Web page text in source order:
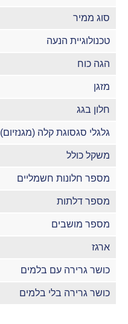
סוג ממיר
טכנולוגיית הנעה
הגה כוח
מזגן
חלון בגג
גלגלי סגסוגת קלה (מגנזיום)
משקל כולל
מספר חלונות חשמליים
מספר דלתות
מספר מושבים
ארגז
כושר גרירה עם בלמים
כושר גרירה בלי בלמים